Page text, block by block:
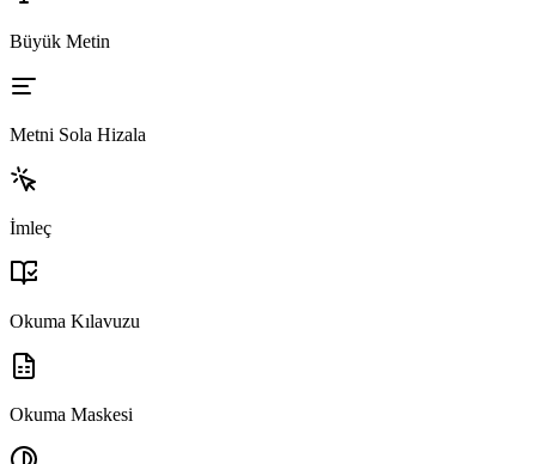
Büyük Metin
Metni Sola Hizala
İmleç
Okuma Kılavuzu
Okuma Maskesi